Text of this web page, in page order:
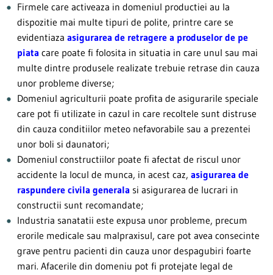
Firmele care activeaza in domeniul productiei au la
dispozitie mai multe tipuri de polite, printre care se
evidentiaza asigurarea de retragere a produselor de pe
piata care poate fi folosita in situatia in care unul sau mai
multe dintre produsele realizate trebuie retrase din cauza
unor probleme diverse;
Domeniul agriculturii poate profita de asigurarile speciale
care pot fi utilizate in cazul in care recoltele sunt distruse
din cauza conditiilor meteo nefavorabile sau a prezentei
unor boli si daunatori;
Domeniul constructiilor poate fi afectat de riscul unor
accidente la locul de munca, in acest caz, asigurarea de
raspundere civila generala si asigurarea de lucrari in
constructii sunt recomandate;
Industria sanatatii este expusa unor probleme, precum
erorile medicale sau malpraxisul, care pot avea consecinte
grave pentru pacienti din cauza unor despagubiri foarte
mari. Afacerile din domeniu pot fi protejate legal de